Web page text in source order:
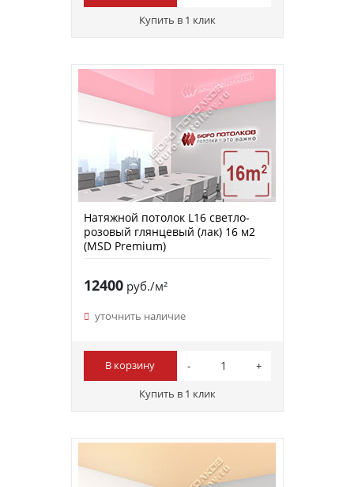
Купить в 1 клик
Натяжной потолок L16 светло-
розовый глянцевый (лак) 16 м2
(MSD Premium)
12400руб./м²
уточнить наличие
В корзину
Купить в 1 клик